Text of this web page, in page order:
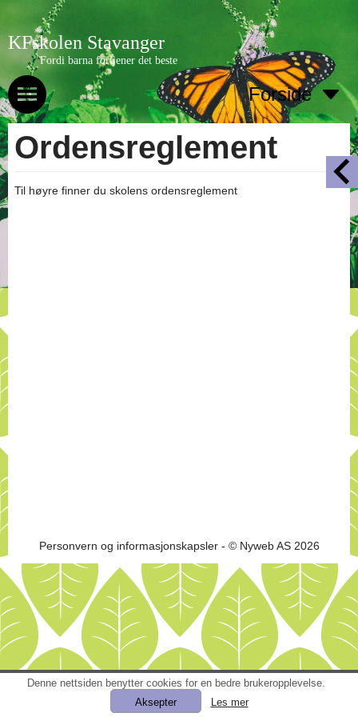
KFskolen Stavanger
Fordi barna fortjener det beste
Forside
Ordensreglement
Til høyre finner du skolens ordensreglement
Personvern og informasjonskapsler- © Nyweb AS 2026
Denne nettsiden benytter cookies for en bedre brukeropplevelse.
Les mer